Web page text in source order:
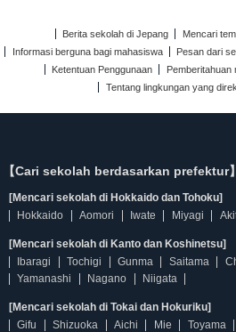
Berita sekolah di Jepang
Mencari
Informasi berguna bagi mahasiswa
Pesan dari
Ketentuan Penggunaan
Pemberitahuan
Tentang lingkungan yang
【Cari sekolah berdasarkan prefektur】
[Mencari sekolah di Hokkaido dan Tohoku]
Hokkaido
Aomori Iwate Miyagi
[Mencari sekolah di Kanto dan Koshinetsu]
Ibaragi
Tochigi Gunma Saitama
Yamanashi
Nagano Niigata
[Mencari sekolah di Tokai dan Hokuriku]
Gifu
Shizuoka Aichi Mie Toyama